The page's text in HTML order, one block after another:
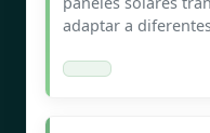
adaptar a